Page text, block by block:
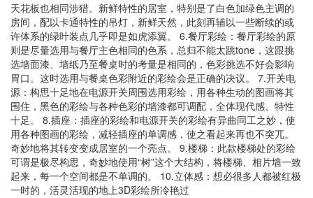
天花板也相同涉猎。新鲜特性的居室，特别是了白色加绿色主调的
房间，配以卡通特性的吊灯，新鲜天然，此刻再辅以一些断续的或
许体系的绿叶装点几乎即是如虎添翼。 6.餐厅彩绘：餐厅彩绘的原
则是尽量选用与餐厅主色相同的色系，总归不能太跳tone，这跟挑
选墙面漆、墙纸乃至餐桌时的考量是相同的，色彩挑选不好会影响
胃口。这时选用与餐桌色彩附近的彩绘会是正确的决议。 7.开关电
源：构思十足地在电源开关周围选用彩绘，用各种生动的图画将其
围住，黑色的彩绘与各种色彩的墙漆都可调配，全体现代感、特性
十足。 8.插座：插座的彩绘和电源开关的彩绘有异曲同工之妙，使
用各种图画的彩绘，减轻插座的单调感，使之看起来再也不突兀。
奇妙地将其转变变成居室的一个亮点。 9.楼梯：此款楼梯处的彩绘
可谓是极尽构思，奇妙地使用“树”这个大结构，将楼梯、相片墙一致
起来，每一个空间都是不单调的。 10.立体感：想必很多人都被红极
一时的，活灵活现的地上3D彩绘所冷艳过